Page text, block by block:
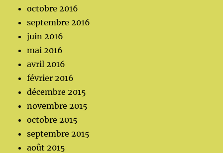
octobre 2016
septembre 2016
juin 2016
mai 2016
avril 2016
février 2016
décembre 2015
novembre 2015
octobre 2015
septembre 2015
août 2015